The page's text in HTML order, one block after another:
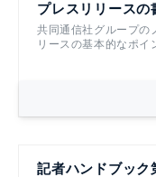
プレスリリースの
共同通信社グループの
リースの基本的なポイ
記者ハンドブック